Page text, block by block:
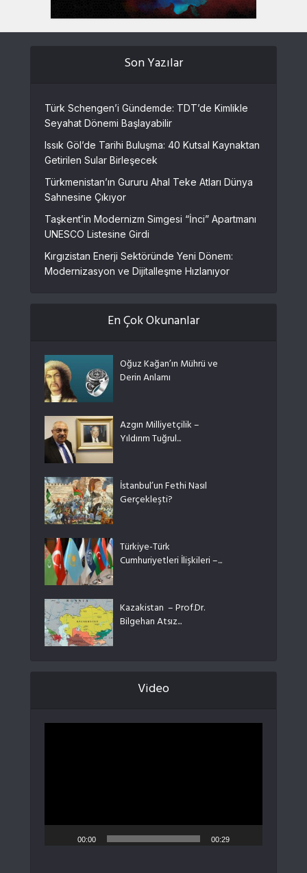
Son Yazılar
Türk Schengen’i Gündemde: TDT’de Kimlikle
Seyahat Dönemi Başlayabilir
Issık Göl’de Tarihi Buluşma: 40 Kutsal Kaynaktan
Getirilen Sular Birleşecek
Türkmenistan’ın Gururu Ahal Teke Atları Dünya
Sahnesine Çıkıyor
Taşkent’in Modernizm Simgesi “İnci” Apartmanı
UNESCO Listesine Girdi
Kırgızistan Enerji Sektöründe Yeni Dönem:
Modernizasyon ve Dijitalleşme Hızlanıyor
En Çok Okunanlar
Oğuz Kağan’ın Mührü ve
Derin Anlamı
Azgın Milliyetçilik –
Yıldırım Tuğrul...
İstanbul’un Fethi Nasıl
Gerçekleşti?
Türkiye-Türk
Cumhuriyetleri İlişkileri –...
Kazakistan – Prof.Dr.
Bilgehan Atsız...
Video
00:00 00:29